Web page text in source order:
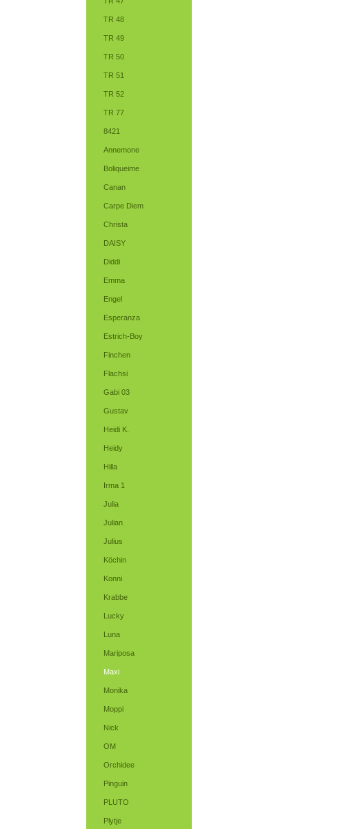
TR 48
TR 49
TR 50
TR 51
TR 52
TR 77
8421
Annemone
Boliqueime
Canan
Carpe Diem
Christa
DAISY
Diddi
Emma
Engel
Esperanza
Estrich-Boy
Finchen
Flachsi
Gabi 03
Gustav
Heidi K.
Heidy
Hilla
Irma 1
Julia
Julian
Julius
Köchin
Konni
Krabbe
Lucky
Luna
Mariposa
Maxi
Monika
Moppi
Nick
OM
Orchidee
Pinguin
PLUTO
Plytje